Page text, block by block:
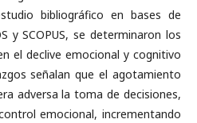
bibliográfico en bases de
y SCOPUS, se determinaron los
el declive emocional y cognitivo
señalan que el agotamiento
adversa la toma de decisiones,
emocional, incrementando